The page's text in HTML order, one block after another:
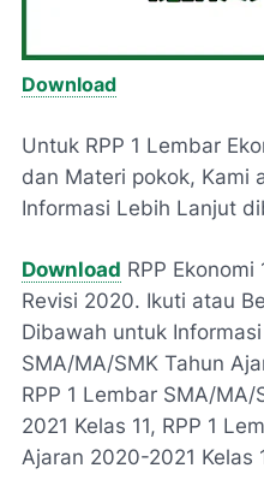
Download
Untuk RPP 1 Lembar
dan Materi pokok, Kami
Informasi Lebih Lanjut
Download RPP Ekonomi
Revisi 2020. Ikuti atau
Dibawah untuk
SMA/MA/SMK Tahun
RPP 1 Lembar SMA/
2021 Kelas 11, RPP 1
Ajaran 2020-2021 Kelas